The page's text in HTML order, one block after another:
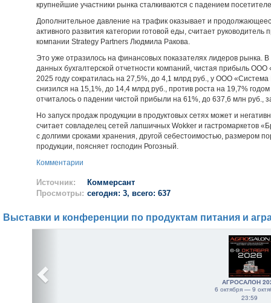
крупнейшие участники рынка сталкиваются с падением
Дополнительное давление на трафик оказывает и
активного развития категории готовой еды, считает
компании Strategy Partners Людмила Ракова.
Это уже отразилось на финансовых показателях лидеров рынка. В
данных бухгалтерской отчетности компаний, чистая прибыль
2025 году сократилась на 27,5%, до 4,1 млрд руб., у ООО
снизился на 15,1%, до 14,4 млрд руб., против роста на 19,7%
отчиталось о падении чистой прибыли на 61%, до 637,6 млн руб.,
Но запуск продаж продукции в продуктовых сетях может и
считает совладелец сетей лапшичных Wokker и гастромаркетов
с долгими сроками хранения, другой себестоимостью, размером
продукции, поясняет господин Рогозный.
Комментарии
Источник:
Коммерсант
Просмотры: сегодня: 3, всего: 637
Выставки и конференции по продуктам питания и
АГРОСАЛОН
6 октября — 9
23:59